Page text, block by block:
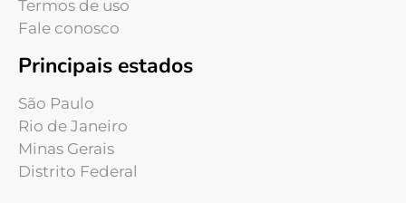
Termos de uso
Fale conosco
Principais estados
São Paulo
Rio de Janeiro
Minas Gerais
Distrito Federal